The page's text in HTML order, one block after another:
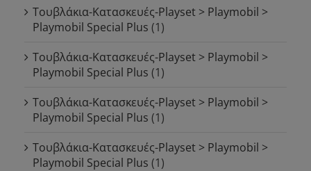
Τουβλάκια-Κατασκευές-Playset > Playmobil >
Playmobil Special Plus (1)
Τουβλάκια-Κατασκευές-Playset > Playmobil >
Playmobil Special Plus (1)
Τουβλάκια-Κατασκευές-Playset > Playmobil >
Playmobil Special Plus (1)
Τουβλάκια-Κατασκευές-Playset > Playmobil >
Playmobil Special Plus (1)